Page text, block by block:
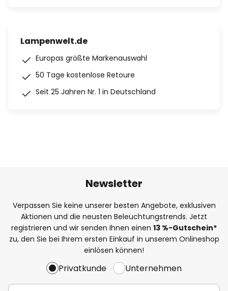
Lampenwelt.de
Europas größte Markenauswahl
50 Tage kostenlose Retoure
Seit 25 Jahren Nr. 1 in Deutschland
Newsletter
Verpassen Sie keine unserer besten Angebote, exklusiven
Aktionen und die neusten Beleuchtungstrends. Jetzt
registrieren und wir senden Ihnen einen 13 %-Gutschein*
zu, den Sie bei Ihrem ersten Einkauf in unserem Onlineshop
einlösen können!
Privatkunde Unternehmen